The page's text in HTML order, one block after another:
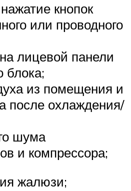
кнопок
или проводного
лицевой панели
блока;
из помещения и
после охлаждения/
шума
и компрессора;
жалюзи;